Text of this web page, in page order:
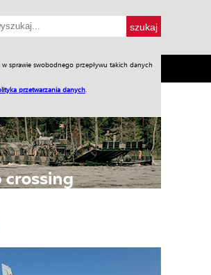
sprawie swobodnego przepływu takich danych
przetwarzania danych
Praca w WIW